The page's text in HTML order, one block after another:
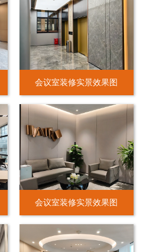
会议室装修实景效果图
会议室装修实景效果图